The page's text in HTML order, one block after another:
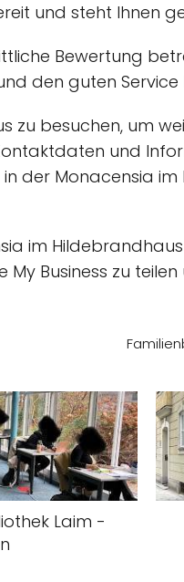
und steht Ihnen
Bewertung
den guten Service
zu besuchen, um
und
der Monacensia
im
Business zu
Laim -